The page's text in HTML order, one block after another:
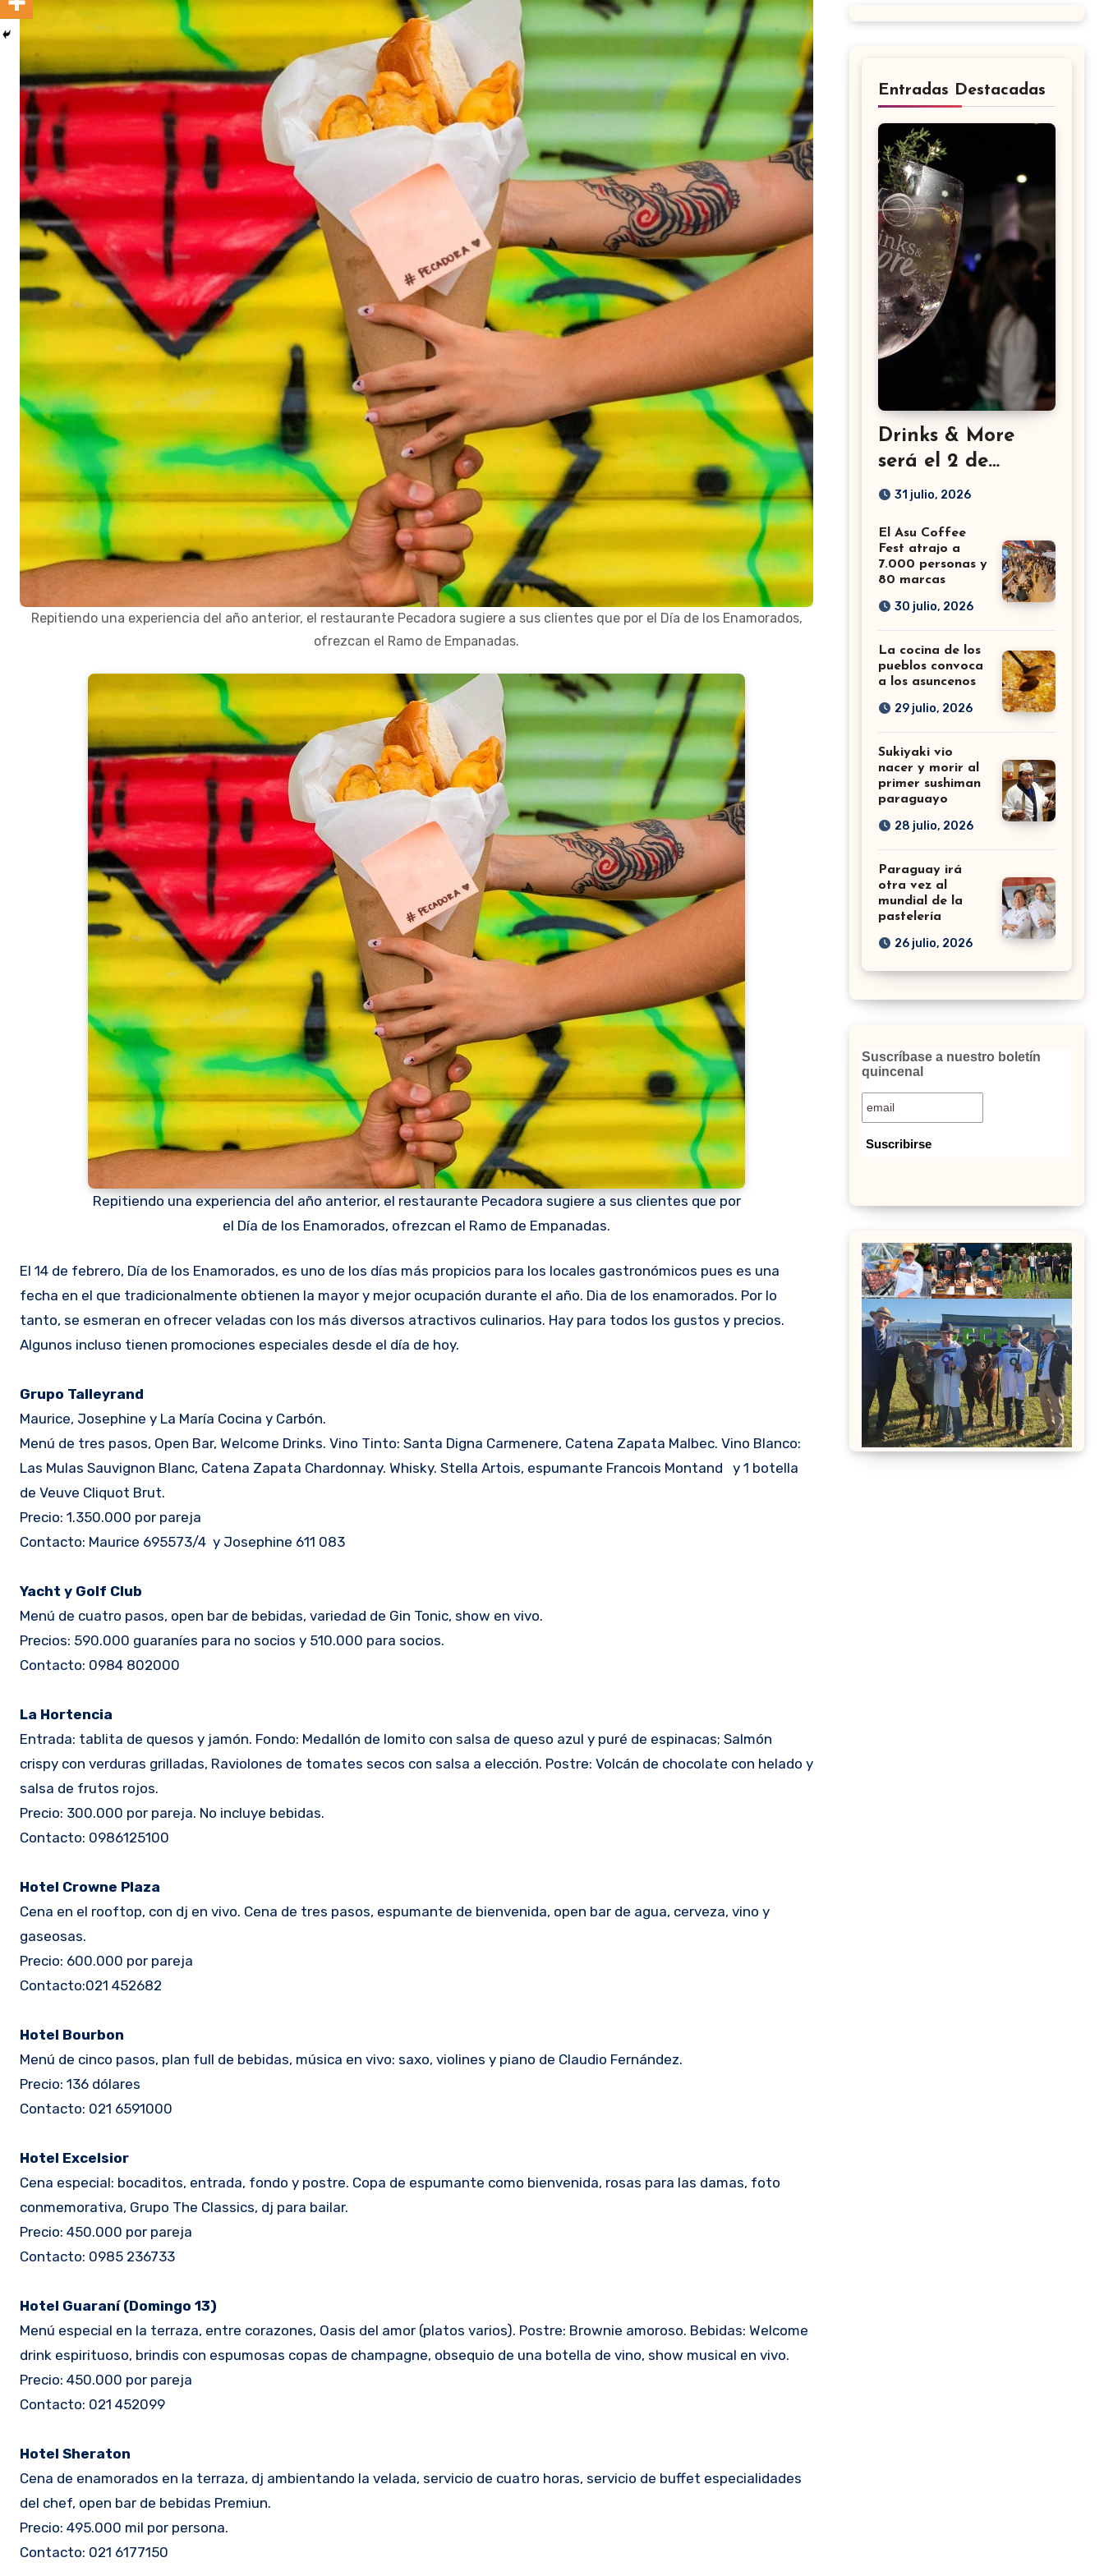
Repitiendo una experiencia del año anterior, el restaurante Pecadora sugiere a sus clientes que por el Día de los Enamorados,
ofrezcan el Ramo de Empanadas.
Repitiendo una experiencia del año anterior, el restaurante Pecadora sugiere a sus clientes que por
el Día de los Enamorados, ofrezcan el Ramo de Empanadas.
El 14 de febrero, Día de los Enamorados, es uno de los días más propicios para los locales gastronómicos pues es una
fecha en el que tradicionalmente obtienen la mayor y mejor ocupación durante el año. Dia de los enamorados. Por lo
tanto, se esmeran en ofrecer veladas con los más diversos atractivos culinarios. Hay para todos los gustos y precios.
Algunos incluso tienen promociones especiales desde el día de hoy.
Grupo Talleyrand
Maurice, Josephine y La María Cocina y Carbón.
Menú de tres pasos, Open Bar, Welcome Drinks. Vino Tinto: Santa Digna Carmenere, Catena Zapata Malbec. Vino Blanco:
Las Mulas Sauvignon Blanc, Catena Zapata Chardonnay. Whisky. Stella Artois, espumante Francois Montand y 1 botella
de Veuve Cliquot Brut.
Precio: 1.350.000 por pareja
Contacto: Maurice 695573/4 y Josephine 611 083
Yacht y Golf Club
Menú de cuatro pasos, open bar de bebidas, variedad de Gin Tonic, show en vivo.
Precios: 590.000 guaraníes para no socios y 510.000 para socios.
Contacto: 0984 802000
La Hortencia
Entrada: tablita de quesos y jamón. Fondo: Medallón de lomito con salsa de queso azul y puré de espinacas; Salmón
crispy con verduras grilladas, Raviolones de tomates secos con salsa a elección. Postre: Volcán de chocolate con helado y
salsa de frutos rojos.
Precio: 300.000 por pareja. No incluye bebidas.
Contacto: 0986125100
Hotel Crowne Plaza
Cena en el rooftop, con dj en vivo. Cena de tres pasos, espumante de bienvenida, open bar de agua, cerveza, vino y
gaseosas.
Precio: 600.000 por pareja
Contacto:021 452682
Hotel Bourbon
Menú de cinco pasos, plan full de bebidas, música en vivo: saxo, violines y piano de Claudio Fernández.
Precio: 136 dólares
Contacto: 021 6591000
Hotel Excelsior
Cena especial: bocaditos, entrada, fondo y postre. Copa de espumante como bienvenida, rosas para las damas, foto
conmemorativa, Grupo The Classics, dj para bailar.
Precio: 450.000 por pareja
Contacto: 0985 236733
Hotel Guaraní (Domingo 13)
Menú especial en la terraza, entre corazones, Oasis del amor (platos varios). Postre: Brownie amoroso. Bebidas: Welcome
drink espirituoso, brindis con espumosas copas de champagne, obsequio de una botella de vino, show musical en vivo.
Precio: 450.000 por pareja
Contacto: 021 452099
Hotel Sheraton
Cena de enamorados en la terraza, dj ambientando la velada, servicio de cuatro horas, servicio de buffet especialidades
del chef, open bar de bebidas Premiun.
Precio: 495.000 mil por persona.
Contacto: 021 6177150
Entradas Destacadas
Drinks & More
será el 2 de
setiembre en el
31 julio, 2026
El Asu Coffee
Fest atrajo a
7.000 personas y
80 marcas
30 julio, 2026
La cocina de los
pueblos convoca
a los asuncenos
29 julio, 2026
Sukiyaki vio
nacer y morir al
primer sushiman
paraguayo
28 julio, 2026
Paraguay irá
otra vez al
mundial de la
pastelería
26 julio, 2026
Suscríbase a nuestro boletín
quincenal